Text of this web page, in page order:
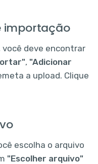
importação
deve encontrar
, "Adicionar
a upload. Clique
escolha o arquivo
"Escolher arquivo"